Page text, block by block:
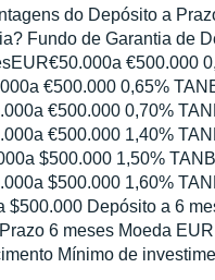
do Depósito a
Fundo de Garantia de
€500.000
€500.000 0,65%
€500.000 0,70%
€500.000 1,40%
$500.000 1,50%
$500.000 1,60%
$500.000 Depósito a 6
6 meses Moeda
Mínimo de